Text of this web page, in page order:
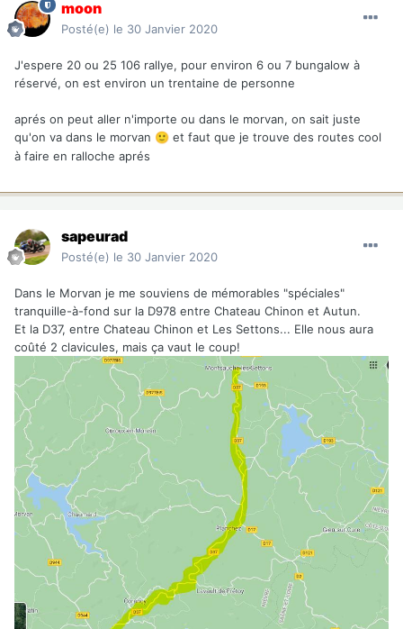
moon
Posté(e) le 30 Janvier 2020
J'espere 20 ou 25 106 rallye, pour environ 6 ou 7 bungalow à
réservé, on est environ un trentaine de personne
aprés on peut aller n'importe ou dans le morvan, on sait juste
qu'on va dans le morvan 🙂 et faut que je trouve des routes cool
à faire en ralloche aprés
sapeurad
Posté(e) le 30 Janvier 2020
Dans le Morvan je me souviens de mémorables "spéciales"
tranquille-à-fond sur la D978 entre Chateau Chinon et Autun.
Et la D37, entre Chateau Chinon et Les Settons... Elle nous aura
coûté 2 clavicules, mais ça vaut le coup!